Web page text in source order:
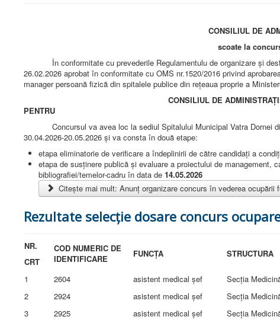
CONSILIUL DE ADMINISTRAŢIE al
scoate la concurs postul de
În conformitate cu prevederile Regulamentulu de organizare şi
26.02.2026 aprobat în conformitate cu OMS nr.1520/2016 privind
manager persoană fizică din spitalele publice din rețeaua proprie a
CONSILIUL DE ADMINISTRAŢIE AL SPITALULUI
PENTRU OCUPAREA FUNCŢIEI DE
Concursul va avea loc la sediul Spitalului Municipal Vatra Dornei
30.04.2026-20.05.2026 şi va consta în două etape:
etapa eliminatorie de verificare a îndeplinirii de către candidaţi a
etapa de susţinere publică şi evaluare a proiectului de management,
bibliografiei/temelor-cadru în data de 14.05.2026
Citește mai mult: Anunț organizare concurs în vederea ocupării
Rezultate selecție dosare concurs
NR.
CRT
COD NUMERIC DE
IDENTIFICARE
FUNCȚA STRUCTURA
1
2604 asistent medical șef Secția
2
2924 asistent medical șef Secția
3
2925 asistent medical șef Secția